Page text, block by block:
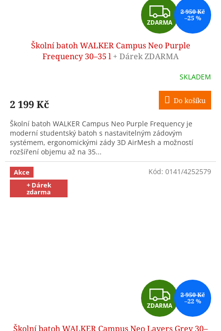
Z
D
A
R
M
A
ZDARMA
2 950 Kč
–25 %
Školní batoh WALKER Campus Neo Purple
Frequency 30–35 l + Dárek ZDARMA
SKLADEM
2 199 Kč Do košíku
Školní batoh WALKER Campus Neo Purple Frequency je
moderní studentský batoh s nastavitelným zádovým
systémem, ergonomickými zády 3D AirMesh a možností
rozšíření objemu až na 35...
Akce
+ Dárek
zdarma
Z
D
ZDARMA
2 950 Kč
–22 %
Školní batoh WALKER Campus Neo Layers Grey 30–
Kód: 0141/4252579